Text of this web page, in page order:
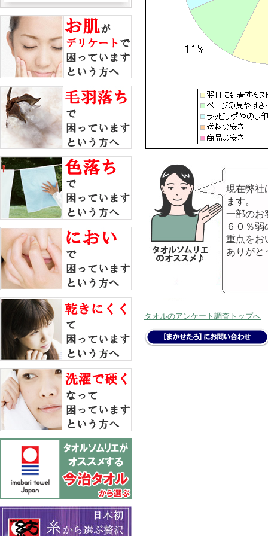
現在弊社
ます。
一部のお
６０％
重点をお
ありがと
タオルのアンケート調査トップへ